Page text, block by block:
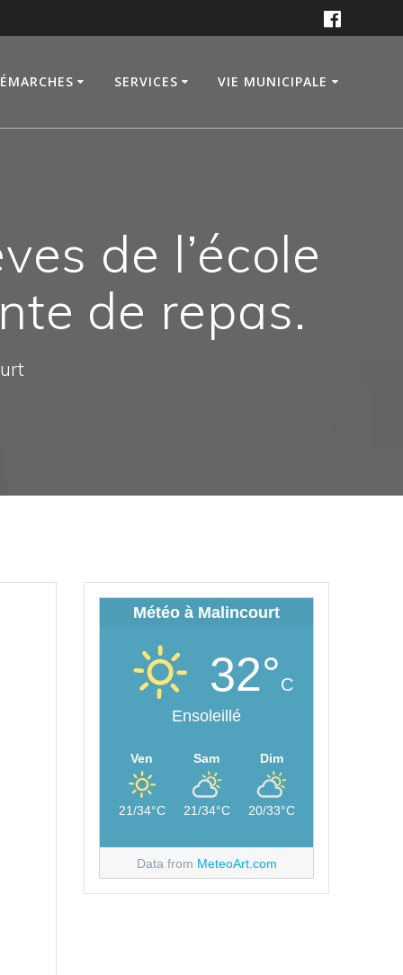
SERVICES VIE MUNICIPALE
de l’école
de repas.
Météo à Malincourt
32°C
Ensoleillé
Ven
21/34°C
Sam
21/34°C
Dim
20/33°C
Data from MeteoArt.com